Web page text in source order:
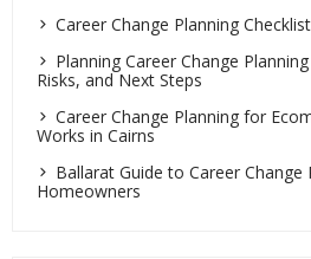
Career Change Planning
Planning Career Change
Risks, and Next Steps
Career Change Planning for
Works in Cairns
Ballarat Guide to Career Change
Homeowners